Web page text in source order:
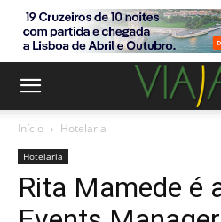
Início Hotelaria
Hotelaria
Rita Mamede é